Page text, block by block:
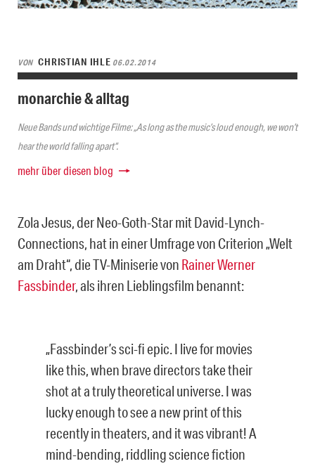
VON CHRISTIAN IHLE 06.02.2014
monarchie & alltag
Neue Bands und wichtige Filme: „As long as the music’s loud enough, we won’t
hear the world falling apart“.
mehr über diesen blog
Zola Jesus, der Neo-Goth-Star mit David-Lynch-
Connections, hat in einer Umfrage von Criterion „Welt
am Draht“, die TV-Miniserie von Rainer Werner
Fassbinder, als ihren Lieblingsfilm benannt:
„Fassbinder’s sci-fi epic. I live for movies
like this, when brave directors take their
shot at a truly theoretical universe. I was
lucky enough to see a new print of this
recently in theaters, and it was vibrant! A
mind-bending, riddling science fiction